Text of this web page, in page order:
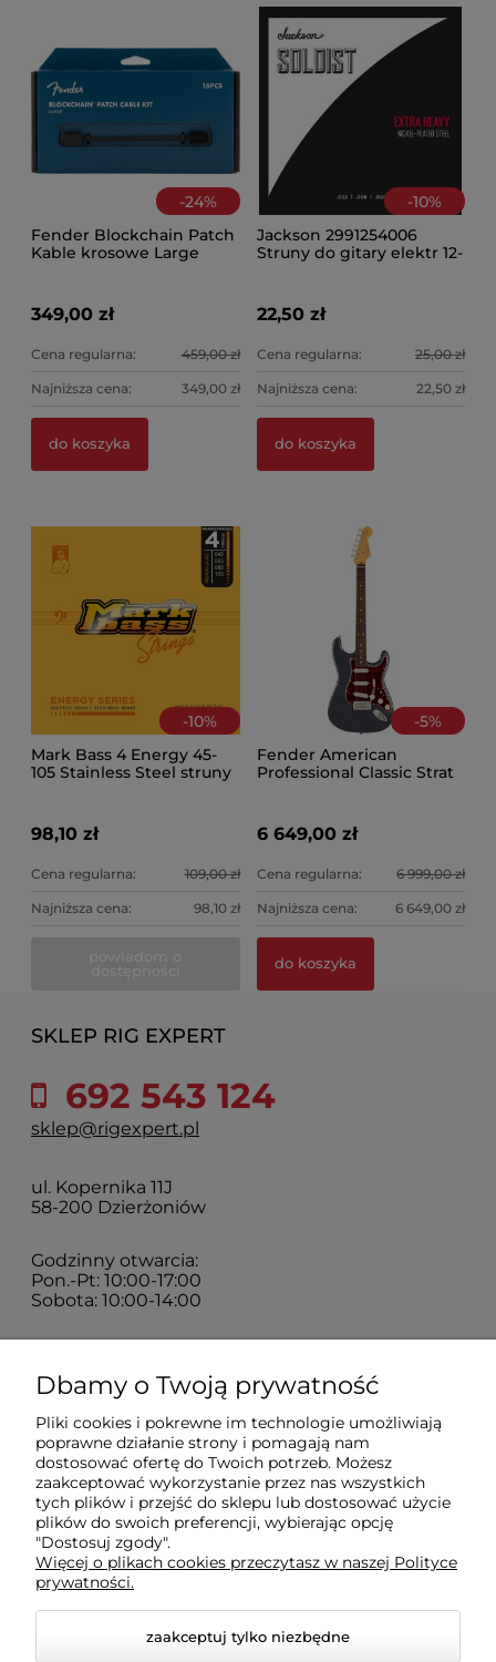
-24%
Fender Blockchain Patch
Kable krosowe Large
349,00 zł
Cena regularna: 459,00 zł
Najniższa cena: 349,00 zł
do koszyka
-10%
Jackson 2991254006
Struny do gitary elektr 12-
22,50 zł
Cena regularna: 25,00 zł
Najniższa cena: 22,50 zł
do koszyka
-10%
Mark Bass 4 Energy 45-
105 Stainless Steel struny
98,10 zł
Cena regularna: 109,00 zł
Najniższa cena: 98,10 zł
-5%
Fender American
Professional Classic Strat
6 649,00 zł
Cena regularna: 6 999,00 zł
Najniższa cena: 6 649,00 zł
do koszyka
SKLEP RIG EXPERT
692 543 124
sklep@rigexpert.pl
ul. Kopernika 11J
58-200 Dzierżoniów
Godzinny otwarcia:
Pon.-Pt: 10:00-17:00
Sobota: 10:00-14:00
Zakupy
Sklep
Moje konto
Pomoc
Dbamy o Twoją prywatność
Pliki cookies i pokrewne im technologie umożliwiają
poprawne działanie strony i pomagają nam
dostosować ofertę do Twoich potrzeb. Możesz
zaakceptować wykorzystanie przez nas wszystkich
tych plików i przejść do sklepu lub dostosować użycie
plików do swoich preferencji, wybierając opcję
"Dostosuj zgody".
Więcej o plikach cookies przeczytasz w naszej Polityce
prywatności.
zaakceptuj tylko niezbędne